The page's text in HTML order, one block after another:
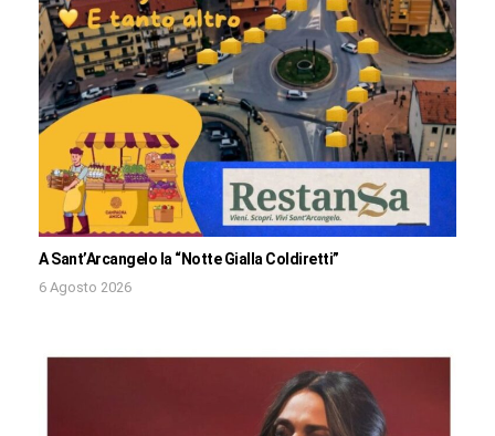
A Sant’Arcangelo la “Notte Gialla Coldiretti”
6 Agosto 2026